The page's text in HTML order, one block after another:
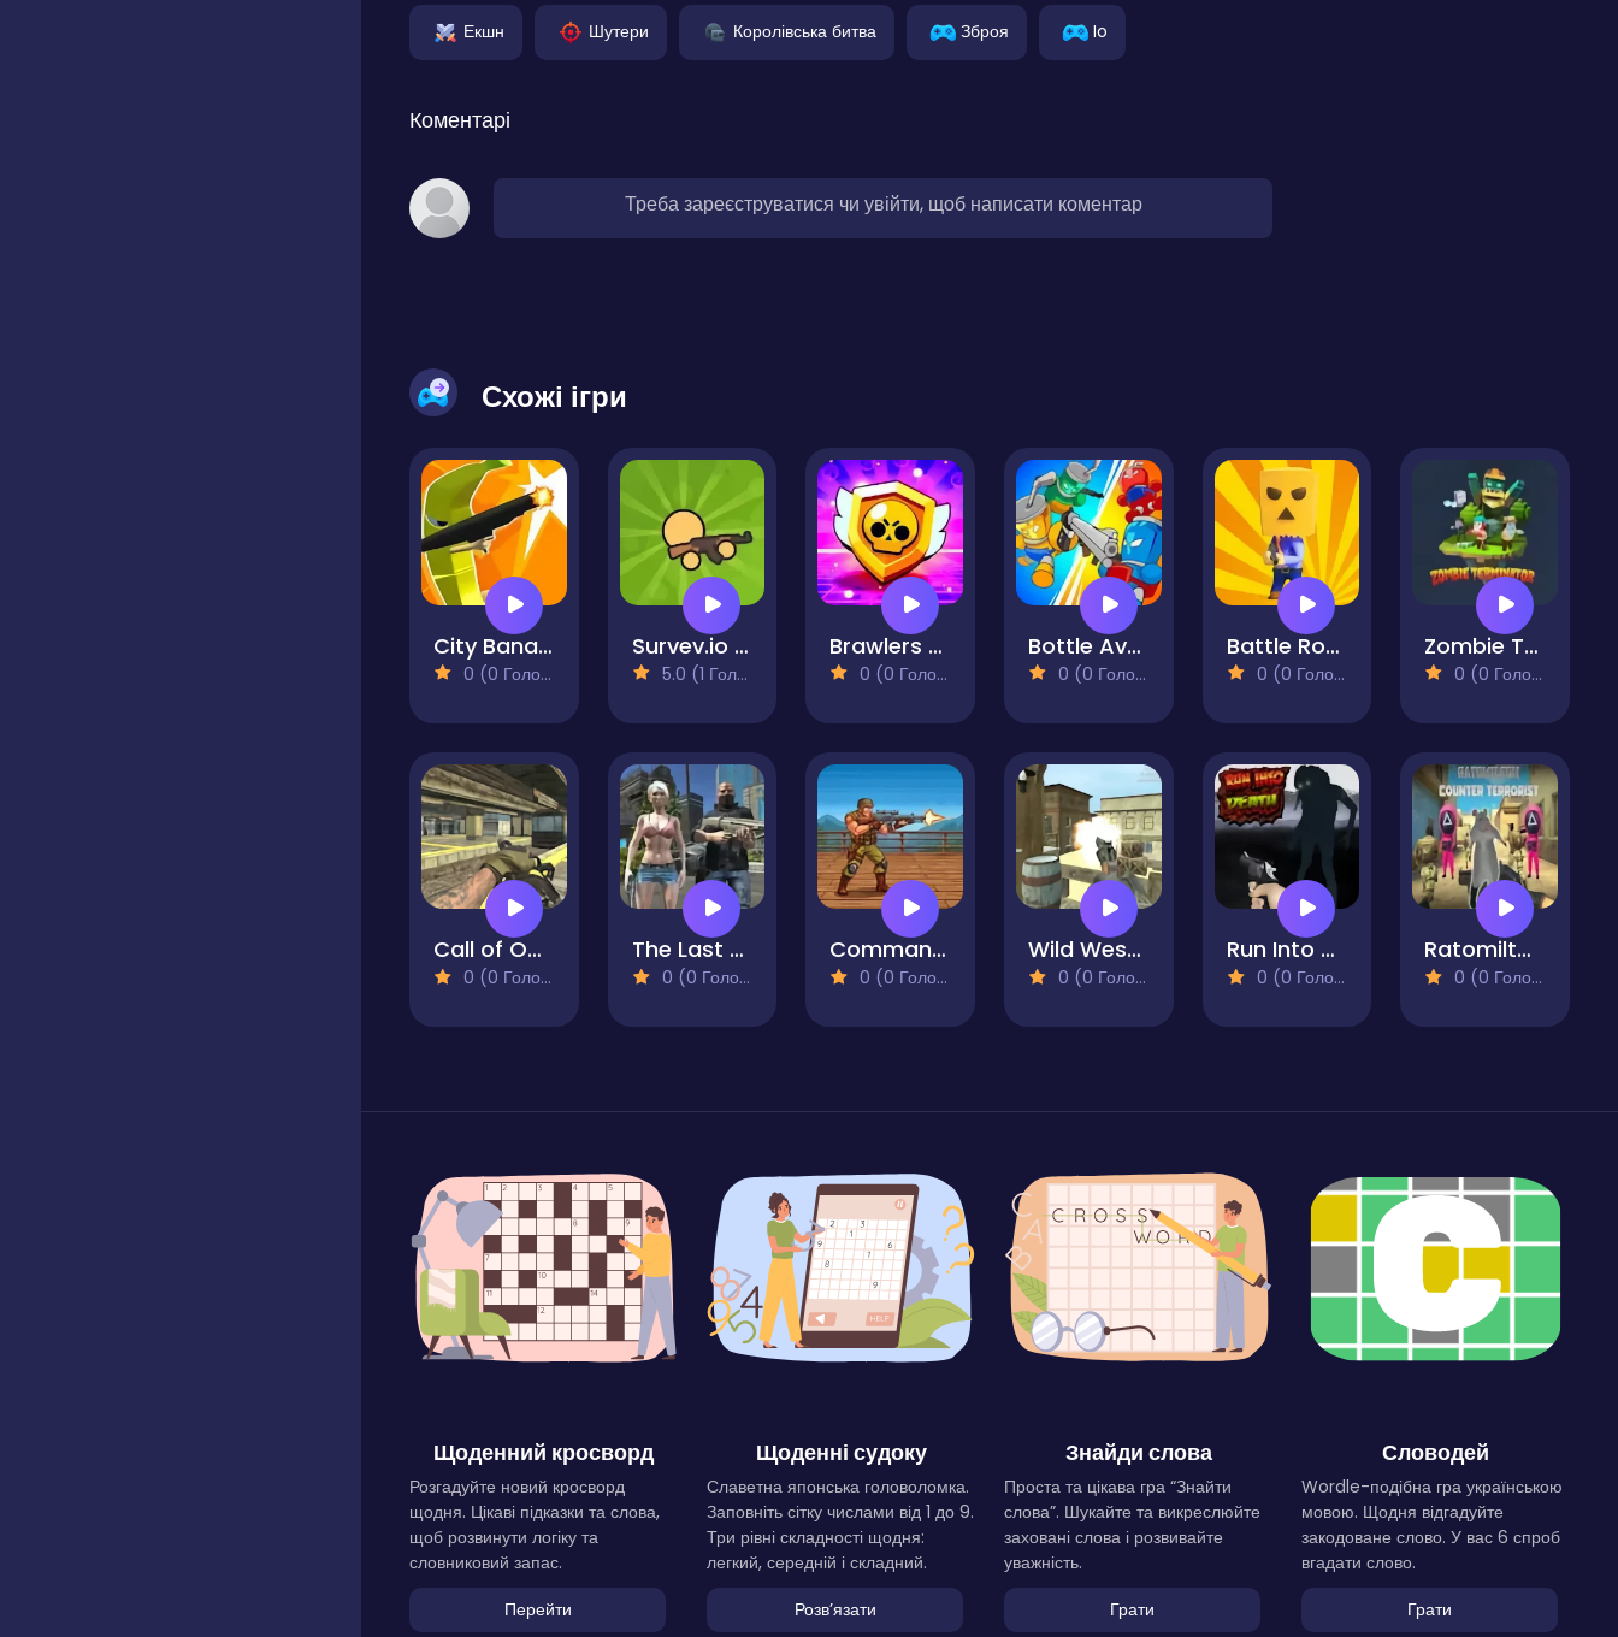
Екшн Шутери Королівська битва Зброя Io
Коментарі
Треба зареєструватися чи увійти, щоб написати коментар
Схожі ігри
City Banana Man Agent
0 (0 Голосів)
Survev.io Battle Royale
5.0 (1 Голосів)
Brawlers 3D Shooter Stars
0 (0 Голосів)
Bottle Avenger Royale
0 (0 Голосів)
Battle Royale Heroes
0 (0 Голосів)
Zombie Terminator
0 (0 Голосів)
Call of Ops 3
0 (0 Голосів)
The Last of Survival 2
0 (0 Голосів)
Commando Arcade Shooter
0 (0 Голосів)
Wild West Clash
0 (0 Голосів)
Run Into Death
0 (0 Голосів)
Ratomilton Counter Terrorist
0 (0 Голосів)
Щоденний кросворд
Розгадуйте новий кросворд
щодня. Цікаві підказки та слова,
щоб розвинути логіку та
словниковий запас.
Перейти
Щоденні судоку
Славетна японська головоломка.
Заповніть сітку числами від 1 до 9.
Три рівні складності щодня:
легкий, середній і складний.
Розвʼязати
Знайди слова
Проста та цікава гра “Знайти
слова”. Шукайте та викреслюйте
заховані слова і розвивайте
уважність.
Грати
Словодей
Wordle-подібна гра українською
мовою. Щодня відгадуйте
закодоване слово. У вас 6 спроб
вгадати слово.
Грати